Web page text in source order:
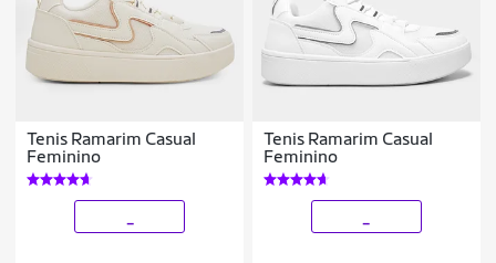
Tenis Ramarim Casual
Feminino
Tenis Ramarim Casual
Feminino